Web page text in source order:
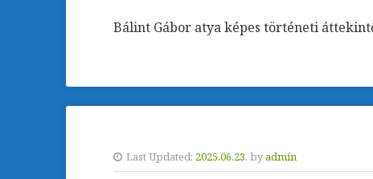
Bálint Gábor atya képes történeti
Last Updated: 2025.06.23. byadmin